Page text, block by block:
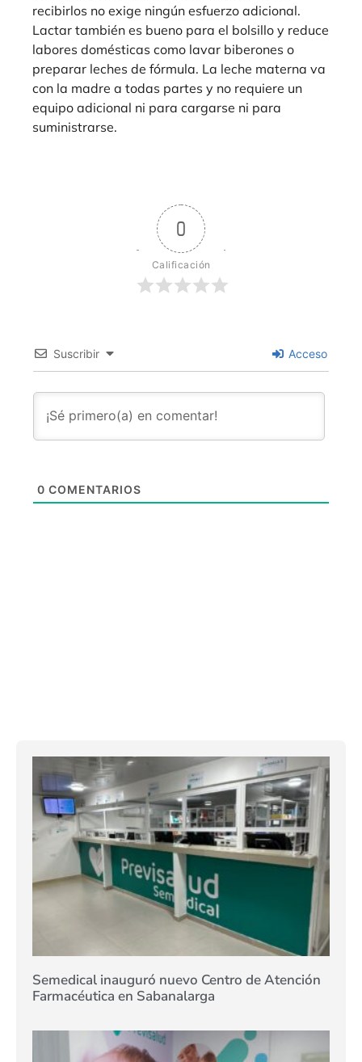
recibirlos no exige ningún esfuerzo adicional.
Lactar también es bueno para el bolsillo y reduce
labores domésticas como lavar biberones o
preparar leches de fórmula. La leche materna va
con la madre a todas partes y no requiere un
equipo adicional ni para cargarse ni para
suministrarse.
0
Calificación
Suscribir Acceso
0 COMENTARIOS
Semedical inauguró nuevo Centro de Atención
Farmacéutica en Sabanalarga